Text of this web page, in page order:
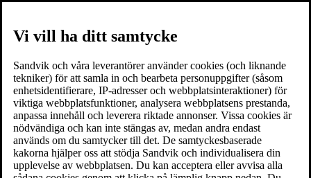
Vi vill ha ditt samtycke
Sandvik och våra leverantörer använder cookies (och liknande
tekniker) för att samla in och bearbeta personuppgifter (såsom
enhetsidentifierare, IP-adresser och webbplatsinteraktioner) för
viktiga webbplatsfunktioner, analysera webbplatsens prestanda,
anpassa innehåll och leverera riktade annonser. Vissa cookies är
nödvändiga och kan inte stängas av, medan andra endast
används om du samtycker till det. De samtyckesbaserade
kakorna hjälper oss att stödja Sandvik och individualisera din
upplevelse av webbplatsen. Du kan acceptera eller avvisa alla